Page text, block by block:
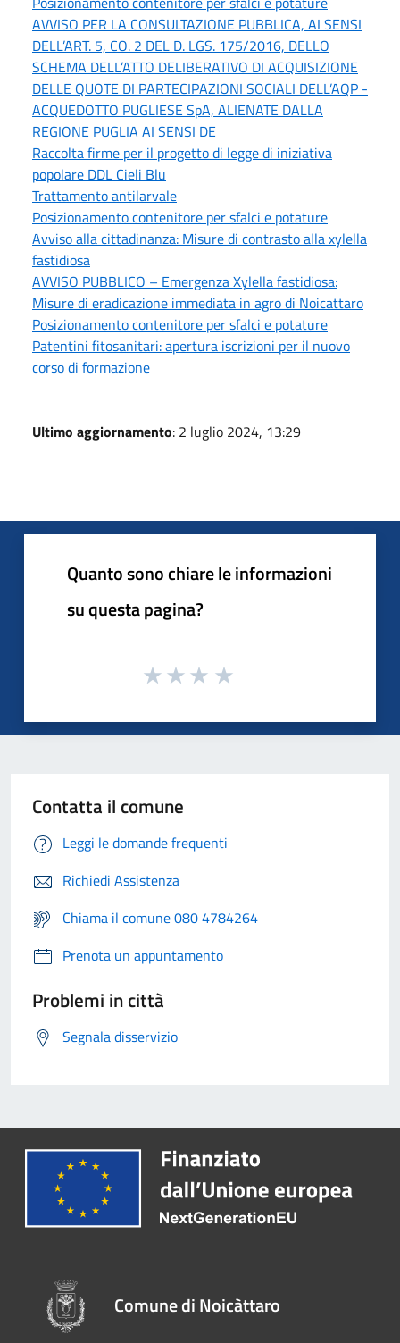
AVVISO PER LA CONSULTAZIONE PUBBLICA, AI SENSI
DELL’ART. 5, CO. 2 DEL D. LGS. 175/2016, DELLO
SCHEMA DELL’ATTO DELIBERATIVO DI ACQUISIZIONE
DELLE QUOTE DI PARTECIPAZIONI SOCIALI DELL’AQP -
ACQUEDOTTO PUGLIESE SpA, ALIENATE DALLA
REGIONE PUGLIA AI SENSI DE
Raccolta firme per il progetto di legge di iniziativa
popolare DDL Cieli Blu
Trattamento antilarvale
Posizionamento contenitore per sfalci e potature
Avviso alla cittadinanza: Misure di contrasto alla xylella
fastidiosa
AVVISO PUBBLICO – Emergenza Xylella fastidiosa:
Misure di eradicazione immediata in agro di Noicattaro
Posizionamento contenitore per sfalci e potature
Patentini fitosanitari: apertura iscrizioni per il nuovo
corso di formazione
Ultimo aggiornamento: 2 luglio 2024, 13:29
Quanto sono chiare le informazioni
su questa pagina?
Contatta il comune
Leggi le domande frequenti
Richiedi Assistenza
Chiama il comune 080 4784264
Prenota un appuntamento
Problemi in città
Segnala disservizio
Comune di Noicàttaro